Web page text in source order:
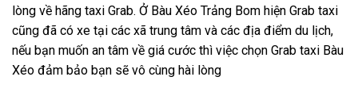
lòng về hãng taxi Grab. Ở Bàu Xéo Trảng Bom hiện Grab taxi
cũng đã có xe tại các xã trung tâm và các địa điểm du lịch,
nếu bạn muốn an tâm về giá cước thì việc chọn Grab taxi Bàu
Xéo đảm bảo bạn sẽ vô cùng hài lòng